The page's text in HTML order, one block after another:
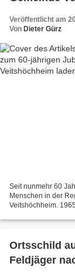
Veröffentlicht am
Von Dieter Gürz
Seit nunmehr 60
Menschen in der
Veitshöchheim.
Ortsschild
Feldjäger